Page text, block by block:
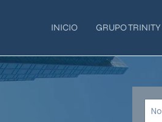
INICIO GRUPO TRINITY